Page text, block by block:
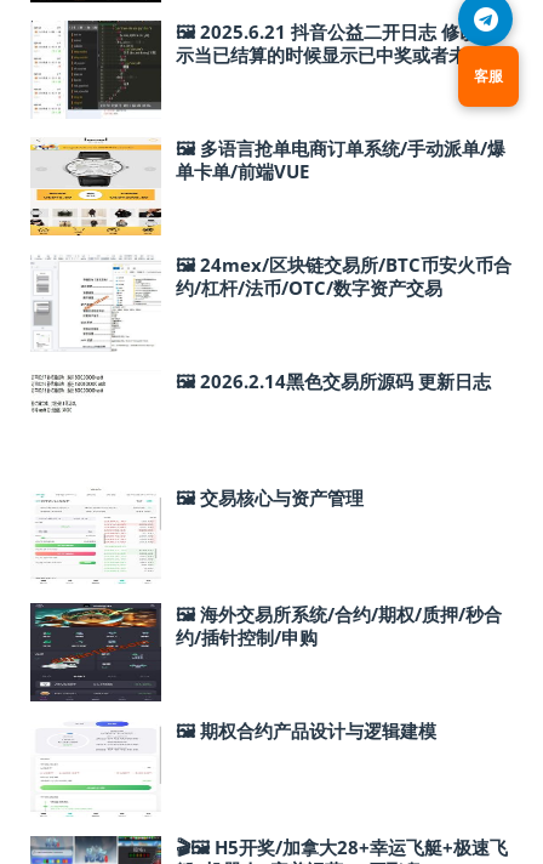
🖼 2025.6.21 抖音公益二开日志 修改 显
示当已结算的时候显示已中奖或者未中
奖，当未结算的时候只显示未结算。 #二
🖼 多语言抢单电商订单系统/手动派单/爆
单卡单/前端VUE
🖼 24mex/区块链交易所/BTC币安火币合
约/杠杆/法币/OTC/数字资产交易
🖼 2026.2.14黑色交易所源码 更新日志
🖼 交易核心与资产管理
🖼 海外交易所系统/合约/期权/质押/秒合
约/插针控制/申购
🖼 期权合约产品设计与逻辑建模
🎬🖼 H5开奖/加拿大28+幸运飞艇+极速飞
客服